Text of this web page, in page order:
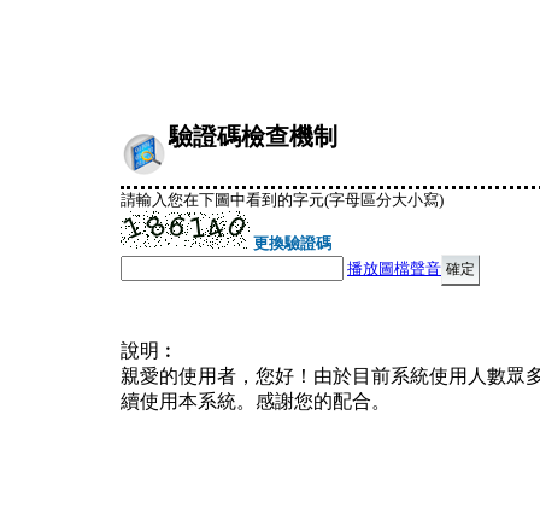
驗證碼檢查機制
請輸入您在下圖中看到的字元(字母區分大小寫)
更換驗證碼
播放圖檔聲音
說明︰
親愛的使用者，您好！由於目前系統使用人數眾
續使用本系統。感謝您的配合。